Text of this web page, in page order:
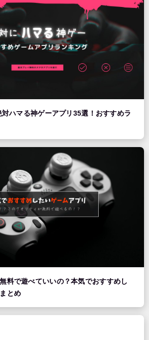
対ハマる神ゲーアプリ35選！おすすめラ
料で遊べていいの？本気でおすすめし
とめ